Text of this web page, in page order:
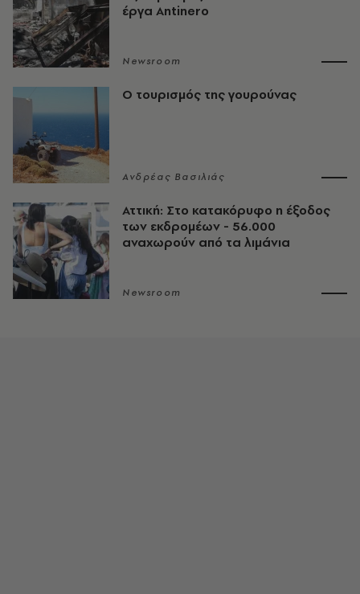
έργα Antinero
Newsroom
Ο τουρισμός της γουρούνας
Ανδρέας Βασιλιάς
Αττική: Στο κατακόρυφο η έξοδος
των εκδρομέων - 56.000
αναχωρούν από τα λιμάνια
Newsroom